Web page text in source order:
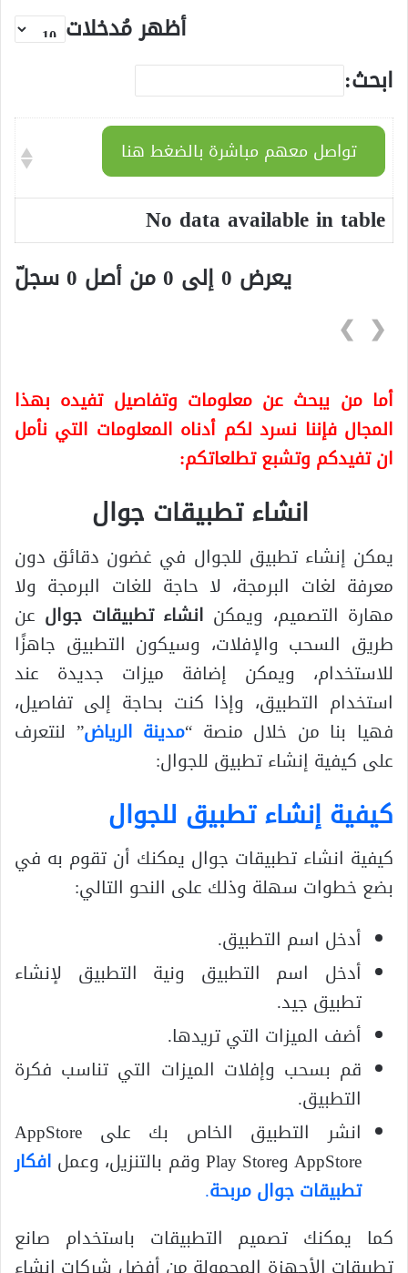
أظهر مُدخلات
ابحث:
تواصل معهم مباشرة بالضغط هنا
No data available in table
يعرض 0 إلى 0 من أصل 0 سجلّ
❮
❯
أما من يبحث عن معلومات وتفاصيل تفيده بهذا
المجال فإننا نسرد لكم أدناه المعلومات التي نأمل
ان تفيدكم وتشبع تطلعاتكم:
انشاء تطبيقات جوال
يمكن إنشاء تطبيق للجوال في غضون دقائق دون
معرفة لغات البرمجة، لا حاجة للغات البرمجة ولا
مهارة التصميم، ويمكن انشاء تطبيقات جوال عن
طريق السحب والإفلات، وسيكون التطبيق جاهزًا
للاستخدام، ويمكن إضافة ميزات جديدة عند
استخدام التطبيق، وإذا كنت بحاجة إلى تفاصيل،
فهيا بنا من خلال منصة “مدينة الرياض” لنتعرف
على كيفية إنشاء تطبيق للجوال:
كيفية إنشاء تطبيق للجوال
كيفية انشاء تطبيقات جوال يمكنك أن تقوم به في
بضع خطوات سهلة وذلك على النحو التالي:
أدخل اسم التطبيق.
أدخل اسم التطبيق ونية التطبيق لإنشاء
تطبيق جيد.
أضف الميزات التي تريدها.
قم بسحب وإفلات الميزات التي تناسب فكرة
التطبيق.
انشر التطبيق الخاص بك على AppStore
AppStore وPlay Store وقم بالتنزيل، وعمل
افكار
تطبيقات جوال مربحة.
كما يمكنك تصميم التطبيقات باستخدام صانع